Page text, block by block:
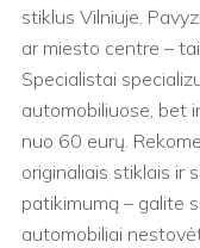
stiklus Vilniuje.
ar miesto centre –
Specialistai
automobiliuose, bet
nuo 60 eurų.
originaliais stiklais ir
patikimumą – galite
automobiliai